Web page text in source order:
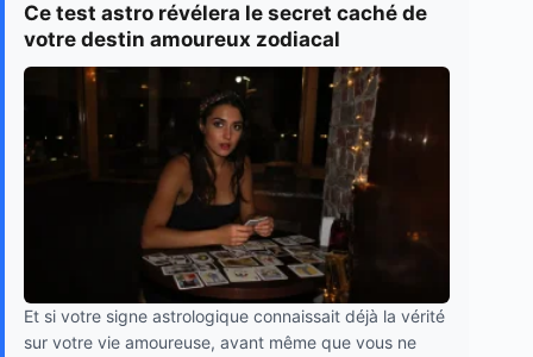
Ce test astro révélera le secret caché de
votre destin amoureux zodiacal
Et si votre signe astrologique connaissait déjà la vérité
sur votre vie amoureuse, avant même que vous ne